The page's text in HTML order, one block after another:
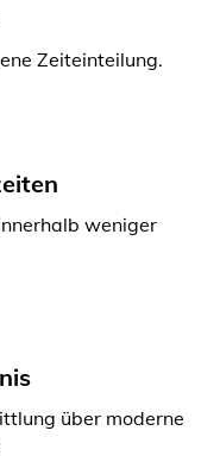
Zeiteinteilung.
weniger
über moderne